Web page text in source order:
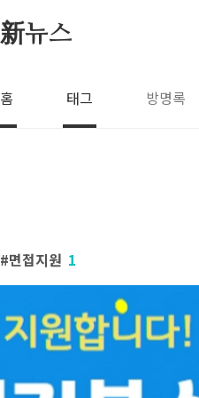
新뉴스
홈 태그 방명록
면접지원 1